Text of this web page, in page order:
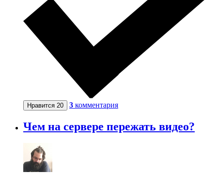
Нравится 20 3 комментария
Чем на сервере пережать видео?